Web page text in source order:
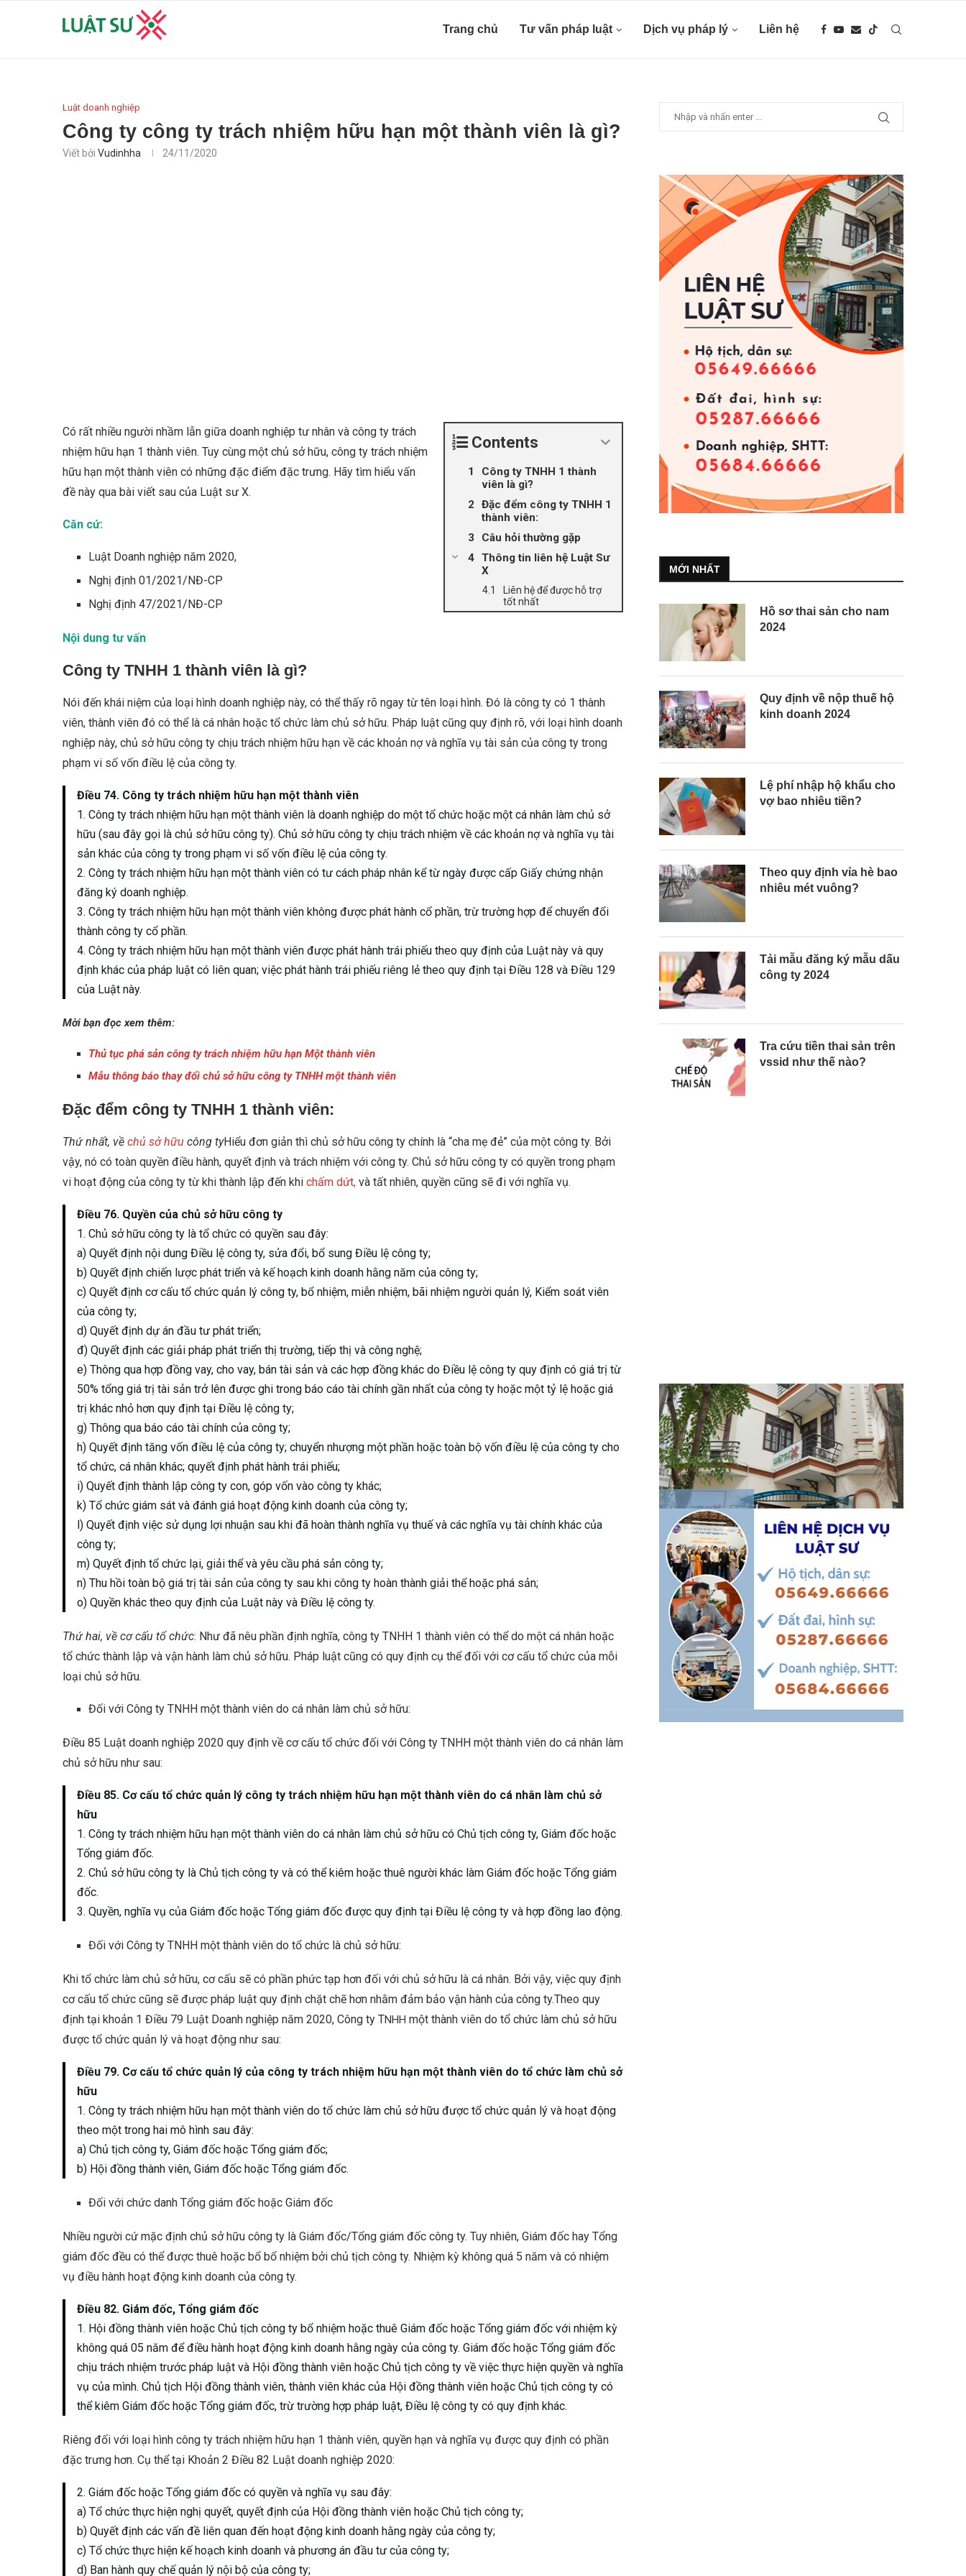
Trang chủ Tư vấn pháp luật Dịch vụ pháp lý Liên hệ
Luật doanh nghiệp
Công ty công ty trách nhiệm hữu hạn một thành viên là gì?
Viết bởi Vudinhha 24/11/2020
Contents
Công ty TNHH 1 thành
viên là gì?
Đặc đểm công ty TNHH 1
thành viên:
Câu hỏi thường gặp
Thông tin liên hệ Luật Sư
X
Liên hệ để được hỗ trợ
tốt nhất
Có rất nhiều người nhầm lẫn giữa doanh nghiệp tư nhân và công ty trách
nhiệm hữu hạn 1 thành viên. Tuy cùng một chủ sở hữu, công ty trách nhiệm
hữu hạn một thành viên có những đặc điểm đặc trưng. Hãy tìm hiểu vấn
đề này qua bài viết sau của Luật sư X.
Căn cứ:
Luật Doanh nghiệp năm 2020,
Nghị định 01/2021/NĐ-CP
Nghị định 47/2021/NĐ-CP
Nội dung tư vấn
Công ty TNHH 1 thành viên là gì?
Nói đến khái niệm của loại hình doanh nghiệp này, có thể thấy rõ ngay từ tên loại hình. Đó là công ty có 1 thành
viên, thành viên đó có thể là cá nhân hoặc tổ chức làm chủ sở hữu. Pháp luật cũng quy định rõ, với loại hình doanh
nghiệp này, chủ sở hữu công ty chịu trách nhiệm hữu hạn về các khoản nợ và nghĩa vụ tài sản của công ty trong
phạm vi số vốn điều lệ của công ty.
Điều 74. Công ty trách nhiệm hữu hạn một thành viên
1. Công ty trách nhiệm hữu hạn một thành viên là doanh nghiệp do một tổ chức hoặc một cá nhân làm chủ sở
hữu (sau đây gọi là chủ sở hữu công ty). Chủ sở hữu công ty chịu trách nhiệm về các khoản nợ và nghĩa vụ tài
sản khác của công ty trong phạm vi số vốn điều lệ của công ty.
2. Công ty trách nhiệm hữu hạn một thành viên có tư cách pháp nhân kể từ ngày được cấp Giấy chứng nhận
đăng ký doanh nghiệp.
3. Công ty trách nhiệm hữu hạn một thành viên không được phát hành cổ phần, trừ trường hợp để chuyển đổi
thành công ty cổ phần.
4. Công ty trách nhiệm hữu hạn một thành viên được phát hành trái phiếu theo quy định của Luật này và quy
định khác của pháp luật có liên quan; việc phát hành trái phiếu riêng lẻ theo quy định tại Điều 128 và Điều 129
của Luật này.
Mời bạn đọc xem thêm:
Thủ tục phá sản công ty trách nhiệm hữu hạn Một thành viên
Mẫu thông báo thay đổi chủ sở hữu công ty TNHH một thành viên
Đặc đểm công ty TNHH 1 thành viên:
Thứ nhất, về chủ sở hữu công tyHiểu đơn giản thì chủ sở hữu công ty chính là “cha mẹ đẻ” của một công ty. Bởi
vậy, nó có toàn quyền điều hành, quyết định và trách nhiệm với công ty. Chủ sở hữu công ty có quyền trong phạm
vi hoạt động của công ty từ khi thành lập đến khi chấm dứt, và tất nhiên, quyền cũng sẽ đi với nghĩa vụ.
Điều 76. Quyền của chủ sở hữu công ty
1. Chủ sở hữu công ty là tổ chức có quyền sau đây:
a) Quyết định nội dung Điều lệ công ty, sửa đổi, bổ sung Điều lệ công ty;
b) Quyết định chiến lược phát triển và kế hoạch kinh doanh hằng năm của công ty;
c) Quyết định cơ cấu tổ chức quản lý công ty, bổ nhiệm, miễn nhiệm, bãi nhiệm người quản lý, Kiểm soát viên
của công ty;
d) Quyết định dự án đầu tư phát triển;
đ) Quyết định các giải pháp phát triển thị trường, tiếp thị và công nghệ;
e) Thông qua hợp đồng vay, cho vay, bán tài sản và các hợp đồng khác do Điều lệ công ty quy định có giá trị từ
50% tổng giá trị tài sản trở lên được ghi trong báo cáo tài chính gần nhất của công ty hoặc một tỷ lệ hoặc giá
trị khác nhỏ hơn quy định tại Điều lệ công ty;
g) Thông qua báo cáo tài chính của công ty;
h) Quyết định tăng vốn điều lệ của công ty; chuyển nhượng một phần hoặc toàn bộ vốn điều lệ của công ty cho
tổ chức, cá nhân khác; quyết định phát hành trái phiếu;
i) Quyết định thành lập công ty con, góp vốn vào công ty khác;
k) Tổ chức giám sát và đánh giá hoạt động kinh doanh của công ty;
l) Quyết định việc sử dụng lợi nhuận sau khi đã hoàn thành nghĩa vụ thuế và các nghĩa vụ tài chính khác của
công ty;
m) Quyết định tổ chức lại, giải thể và yêu cầu phá sản công ty;
n) Thu hồi toàn bộ giá trị tài sản của công ty sau khi công ty hoàn thành giải thể hoặc phá sản;
o) Quyền khác theo quy định của Luật này và Điều lệ công ty.
Thứ hai, về cơ cấu tổ chức: Như đã nêu phần định nghĩa, công ty TNHH 1 thành viên có thể do một cá nhân hoặc
tổ chức thành lập và vận hành làm chủ sở hữu. Pháp luật cũng có quy định cụ thể đối với cơ cấu tổ chức của mỗi
loại chủ sở hữu.
Đối với Công ty TNHH một thành viên do cá nhân làm chủ sở hữu:
Điều 85 Luật doanh nghiệp 2020 quy định về cơ cấu tổ chức đối với Công ty TNHH một thành viên do cá nhân làm
chủ sở hữu như sau:
Điều 85. Cơ cấu tổ chức quản lý công ty trách nhiệm hữu hạn một thành viên do cá nhân làm chủ sở
hữu
1. Công ty trách nhiệm hữu hạn một thành viên do cá nhân làm chủ sở hữu có Chủ tịch công ty, Giám đốc hoặc
Tổng giám đốc.
2. Chủ sở hữu công ty là Chủ tịch công ty và có thể kiêm hoặc thuê người khác làm Giám đốc hoặc Tổng giám
đốc.
3. Quyền, nghĩa vụ của Giám đốc hoặc Tổng giám đốc được quy định tại Điều lệ công ty và hợp đồng lao động.
Đối với Công ty TNHH một thành viên do tổ chức là chủ sở hữu:
Khi tổ chức làm chủ sở hữu, cơ cấu sẽ có phần phức tạp hơn đối với chủ sở hữu là cá nhân. Bởi vậy, việc quy định
cơ cấu tổ chức cũng sẽ được pháp luật quy định chặt chẽ hơn nhằm đảm bảo vận hành của công ty.Theo quy
định tại khoản 1 Điều 79 Luật Doanh nghiệp năm 2020, Công ty TNHH một thành viên do tổ chức làm chủ sở hữu
được tổ chức quản lý và hoạt động như sau:
Điều 79. Cơ cấu tổ chức quản lý của công ty trách nhiệm hữu hạn một thành viên do tổ chức làm chủ sở
hữu
1. Công ty trách nhiệm hữu hạn một thành viên do tổ chức làm chủ sở hữu được tổ chức quản lý và hoạt động
theo một trong hai mô hình sau đây:
a) Chủ tịch công ty, Giám đốc hoặc Tổng giám đốc;
b) Hội đồng thành viên, Giám đốc hoặc Tổng giám đốc.
Đối với chức danh Tổng giám đốc hoặc Giám đốc
Nhiều người cứ mặc định chủ sở hữu công ty là Giám đốc/Tổng giám đốc công ty. Tuy nhiên, Giám đốc hay Tổng
giám đốc đều có thể được thuê hoặc bổ bổ nhiệm bởi chủ tịch công ty. Nhiệm kỳ không quá 5 năm và có nhiệm
vụ điều hành hoạt động kinh doanh của công ty.
Điều 82. Giám đốc, Tổng giám đốc
1. Hội đồng thành viên hoặc Chủ tịch công ty bổ nhiệm hoặc thuê Giám đốc hoặc Tổng giám đốc với nhiệm kỳ
không quá 05 năm để điều hành hoạt động kinh doanh hằng ngày của công ty. Giám đốc hoặc Tổng giám đốc
chịu trách nhiệm trước pháp luật và Hội đồng thành viên hoặc Chủ tịch công ty về việc thực hiện quyền và nghĩa
vụ của mình. Chủ tịch Hội đồng thành viên, thành viên khác của Hội đồng thành viên hoặc Chủ tịch công ty có
thể kiêm Giám đốc hoặc Tổng giám đốc, trừ trường hợp pháp luật, Điều lệ công ty có quy định khác.
Riêng đối với loại hình công ty trách nhiệm hữu hạn 1 thành viên, quyền hạn và nghĩa vụ được quy định có phần
đặc trưng hơn. Cụ thể tại Khoản 2 Điều 82 Luật doanh nghiệp 2020:
2. Giám đốc hoặc Tổng giám đốc có quyền và nghĩa vụ sau đây:
a) Tổ chức thực hiện nghị quyết, quyết định của Hội đồng thành viên hoặc Chủ tịch công ty;
b) Quyết định các vấn đề liên quan đến hoạt động kinh doanh hằng ngày của công ty;
c) Tổ chức thực hiện kế hoạch kinh doanh và phương án đầu tư của công ty;
d) Ban hành quy chế quản lý nội bộ của công ty;
MỚI NHẤT
Hồ sơ thai sản cho nam
2024
Quy định về nộp thuế hộ
kinh doanh 2024
Lệ phí nhập hộ khẩu cho
vợ bao nhiêu tiền?
Theo quy định vỉa hè bao
nhiêu mét vuông?
Tải mẫu đăng ký mẫu dấu
công ty 2024
Tra cứu tiền thai sản trên
vssid như thế nào?